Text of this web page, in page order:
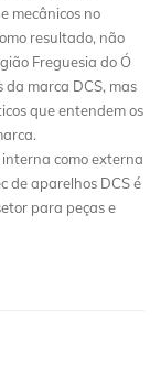
mecânicos no
resultado, não
Freguesia do Ó
da marca DCS, mas
que entendem os
como externa
de aparelhos DCS é
para peças e